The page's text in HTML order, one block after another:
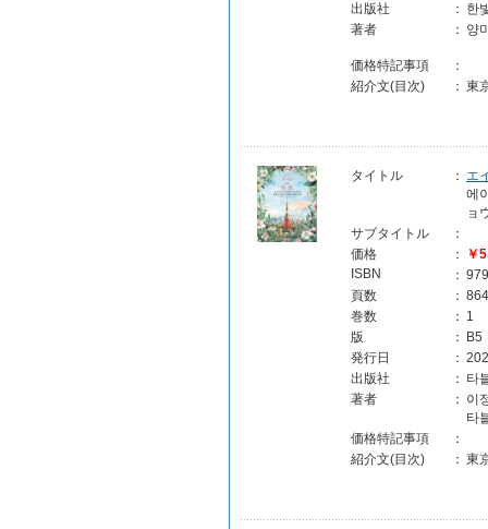
出版社
： 한
著者
： 양
価格特記事項
：
紹介文(目次)
： 東
タイトル ： エ
에
ョ
サブタイトル
：
価格
：
￥
ISBN
：
頁数
： 864
巻数
： 1
版
：
B5
発行日
：
出版社
： 타
著者
： 이
타
価格特記事項
：
紹介文(目次)
： 東